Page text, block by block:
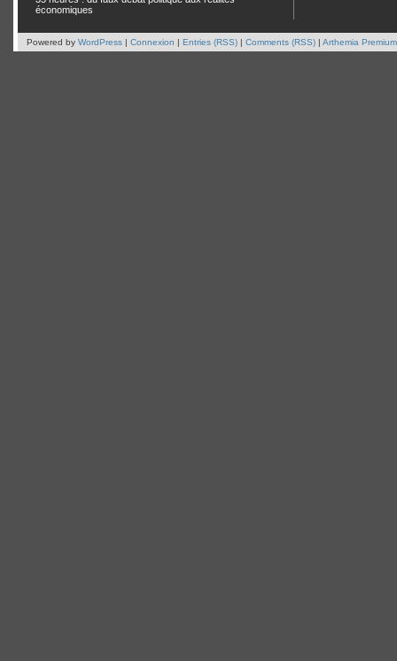
économiques
Powered by WordPress | Connexion | Entries (RSS) | Comments (RSS) | Arthemia Premium